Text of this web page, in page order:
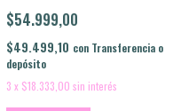
$54.999,00
$49.499,10 con Transferencia o
depósito
3 x $18.333,00 sin interés